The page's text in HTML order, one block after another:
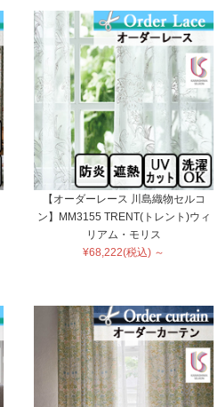
【オーダーレース 川島織物セルコ
ン】MM3155 TRENT(トレント)ウィ
リアム・モリス
¥68,222(税込) ～